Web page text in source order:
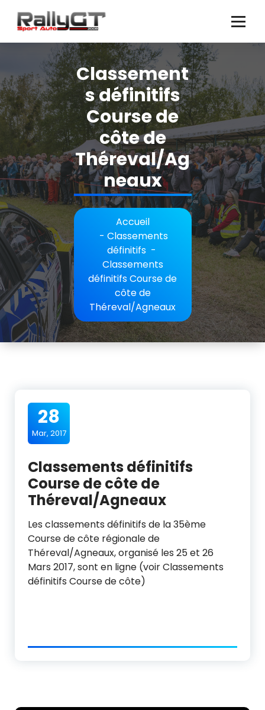
contenu
Classement
s définitifs
Course de
côte de
Théreval/Ag
neaux
Accueil
- Classements
définitifs-
Classements
définitifs Course de
côte de
Théreval/Agneaux
28
Mar, 2017
Classements définitifs
Course de côte de
Théreval/Agneaux
Les classements définitifs de la 35ème
Course de côte régionale de
Théreval/Agneaux, organisé les 25 et 26
Mars 2017, sont en ligne (voir Classements
définitifs Course de côte)